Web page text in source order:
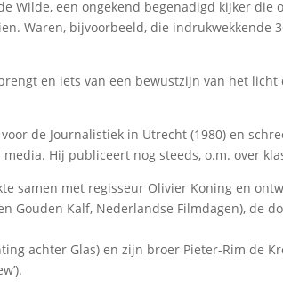
Wilde, een ongekend begenadigd kijker
Waren, bijvoorbeeld, die indrukwekkende
en iets van een bewustzijn van het
de Journalistiek in Utrecht (1980) en
Hij publiceert nog steeds, o.m. over
samen met regisseur Olivier Koning en
Gouden Kalf, Nederlandse Filmdagen), de
achter Glas) en zijn broer Pieter-Rim de